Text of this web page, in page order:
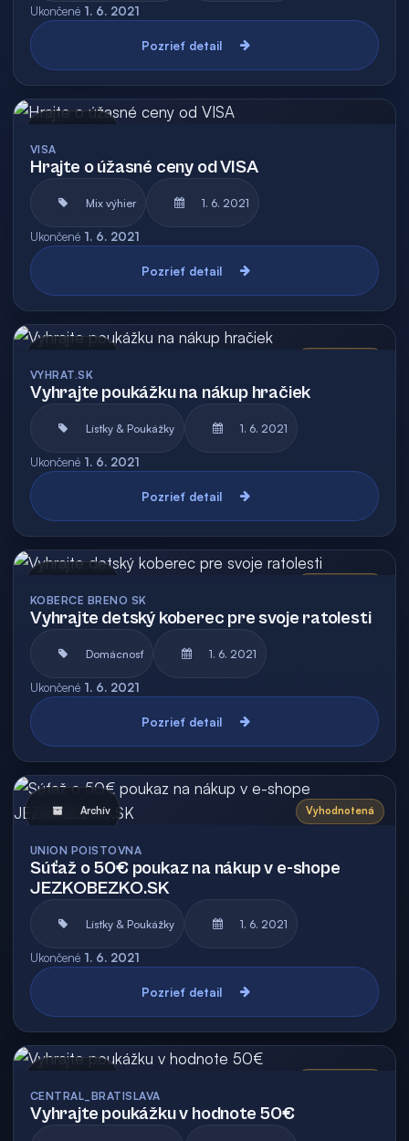
Ukončené 1. 6. 2021
Pozrieť detail
VISA
Hrajte o úžasné ceny od VISA
Mix výhier 1. 6. 2021
Ukončené 1. 6. 2021
Pozrieť detail
VYHRAT.SK
Vyhrajte poukážku na nákup hračiek
Lístky & Poukážky 1. 6. 2021
Ukončené 1. 6. 2021
Pozrieť detail
KOBERCE BRENO SK
Vyhrajte detský koberec pre svoje ratolesti
Domácnosť 1. 6. 2021
Ukončené 1. 6. 2021
Pozrieť detail
Archív Vyhodnotená
UNION POISTOVNA
Súťaž o 50€ poukaz na nákup v e-shope
JEZKOBEZKO.SK
Lístky & Poukážky 1. 6. 2021
Ukončené 1. 6. 2021
Pozrieť detail
CENTRAL_BRATISLAVA
Vyhrajte poukážku v hodnote 50€